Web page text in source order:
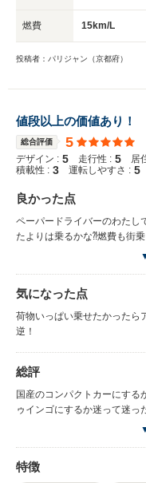
燃費 15km/L
投稿者：パリジャン（京都府）
値段以上の価値あり！
総合評価 5
デザイン : 5 走行性 : 5 居
積載性 : 3 運転しやすさ : 5
良かった点
ペーパードライバーのわたし
たよりは乗るかな⁈燃費も街
回りがスーパー良いのが素晴
気になった点
荷物いっぱい乗せたかったら
逆！
総評
国産のコンパクトカーにする
ゥインゴにするか迷って迷っ
ビキビ走ってくれるし屋根
すよ。
特徴